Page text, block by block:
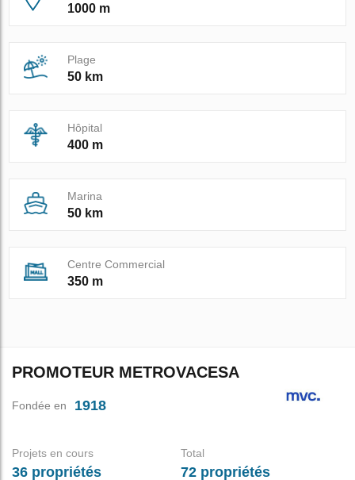
1000 m
Plage
50 km
Hôpital
400 m
Marina
50 km
Centre Commercial
350 m
PROMOTEUR METROVACESA
Fondée en 1918
Projets en cours
36 propriétés
Total
72 propriétés